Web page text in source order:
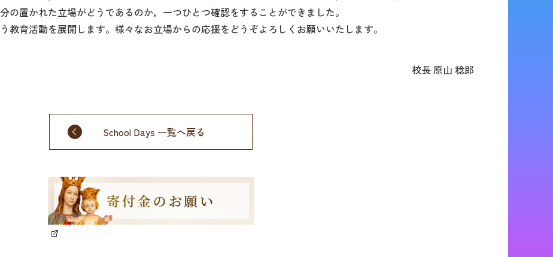
の置かれた立場がどうであるのか，一つひとつ確認をすることができました。
教育活動を展開します。様々なお立場からの応援をどうぞよろしくお願いいたします。
校長 原山 稔郎
School Days 一覧へ戻る